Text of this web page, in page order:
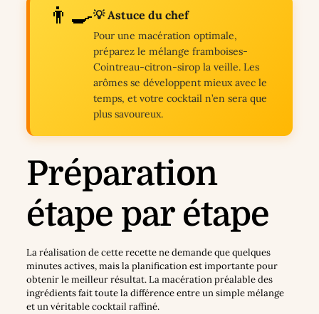
👨‍🍳💡 Astuce du chef
Pour une macération optimale,
préparez le mélange framboises-
Cointreau-citron-sirop la veille. Les
arômes se développent mieux avec le
temps, et votre cocktail n’en sera que
plus savoureux.
Préparation
étape par étape
La réalisation de cette recette ne demande que quelques
minutes actives, mais la planification est importante pour
obtenir le meilleur résultat. La macération préalable des
ingrédients fait toute la différence entre un simple mélange
et un véritable cocktail raffiné.